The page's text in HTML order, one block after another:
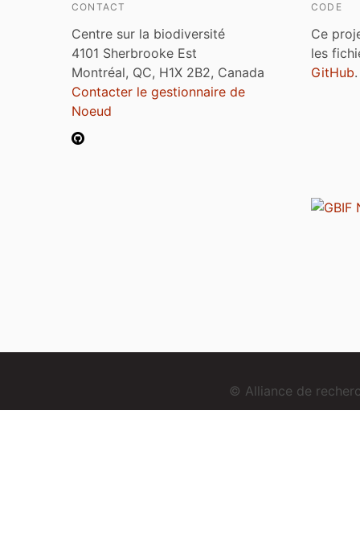
CONTACT
Centre sur la biodiversité
4101 Sherbrooke Est
Montréal, QC, H1X 2B2, Canada
Contacter le gestionnaire de
Noeud
CODE
Ce
les
GitHub.
© Alliance de